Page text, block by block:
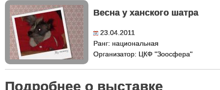
Весна у ханского шатра
23.04.2011
Ранг: национальная
Организатор: ЦКФ "Зоосфера"
Подробнее о выставке